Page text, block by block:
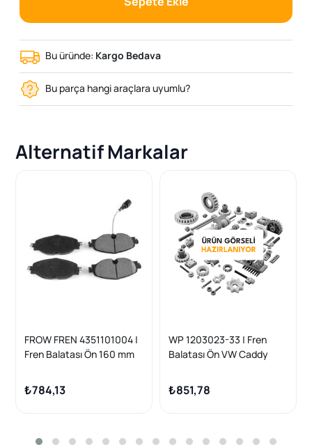
Bu üründe: Kargo Bedava
Bu parça hangi araçlara uyumlu?
Alternatif Markalar
FROW FREN 4351101004 |
Fren Balatası Ön 160 mm
Ym 06 Leon A3 Octavia III
Kodiaq 06-
₺784,13
WP 1203023-33 | Fren
Balatası Ön VW Caddy
₺851,78